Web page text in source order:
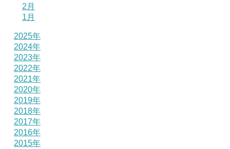
2月
1月
2025年
2024年
2023年
2022年
2021年
2020年
2019年
2018年
2017年
2016年
2015年